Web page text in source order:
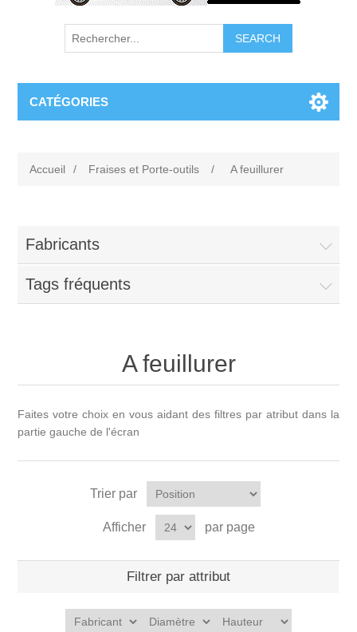
CATÉGORIES
Accueil / Fraises et Porte-outils / A feuillurer
Fabricants
Tags fréquents
A feuillurer
Faites votre choix en vous aidant des filtres par atribut dans la
partie gauche de l'écran
Trier par
Afficher par page
Filtrer par attribut